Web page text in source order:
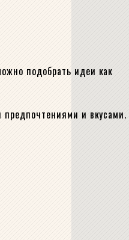
подобрать идеи как
и вкусами.